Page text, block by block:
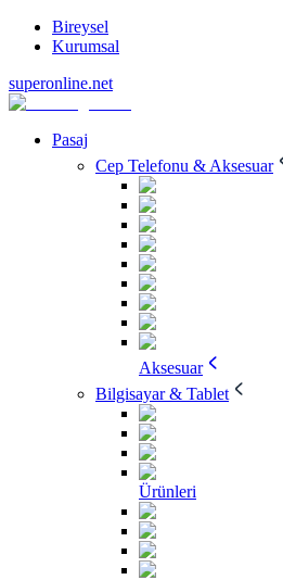
Bireysel
Kurumsal
superonline.net
Pasaj
Cep Telefonu & Aksesuar
Aksesuar
Bilgisayar & Tablet
Ürünleri